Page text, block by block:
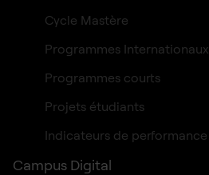
Cycle Mastère
Programmes Internationaux
Programmes courts
Projets étudiants
Indicateurs de performance
Campus Digital